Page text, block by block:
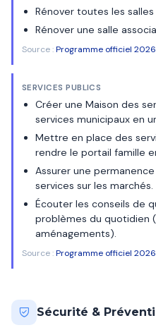
Rénover toutes les
Rénover une salle
Source :Programme officiel 2026
SERVICES PUBLICS
Créer une Maison des
services municipaux en
Mettre en place des
rendre le portail famille
Assurer une
services sur les marchés.
Écouter les conseils de
problèmes du quotidien
aménagements).
Source :Programme officiel 2026
Sécurité &